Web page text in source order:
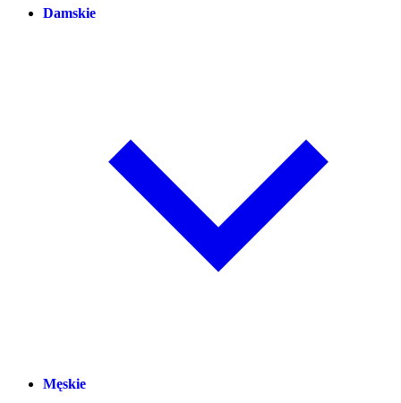
Damskie
Męskie